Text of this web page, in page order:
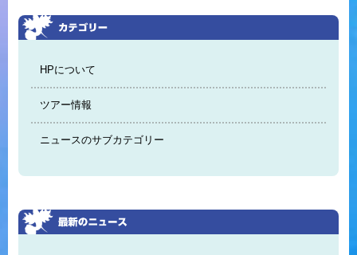
HPについて
ツアー情報
ニュースのサブカテゴリー